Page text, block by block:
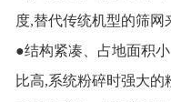
度,替代传统机型的筛网
●结构紧凑、占地面积
比高,系统粉碎时强大